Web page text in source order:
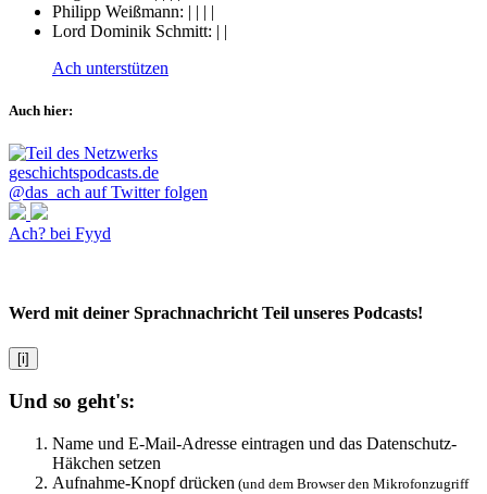
Philipp Weißmann: | | | |
Lord Dominik Schmitt: | |
Ach unterstützen
Auch hier:
@das_ach auf Twitter folgen
Ach? bei Fyyd
Werd mit deiner Sprachnachricht Teil unseres Podcasts!
[i]
Und so geht's:
Name und E-Mail-Adresse eintragen und das Datenschutz-
Häkchen setzen
Aufnahme-Knopf drücken (und dem Browser den Mikrofonzugriff